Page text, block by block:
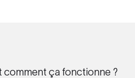
comment ça fonctionne ?